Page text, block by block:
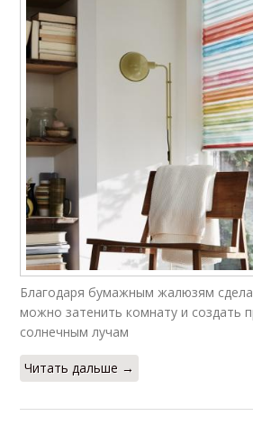
Благодаря бумажным жалюзям
можно затенить комнату и создать
солнечным лучам
Читать дальше →